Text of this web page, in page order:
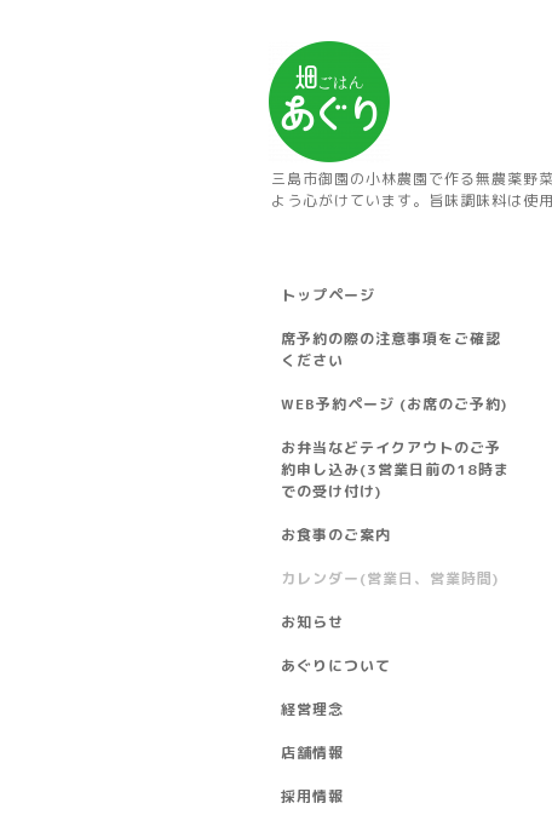
三島市御園の小林農園で作る無農薬野
よう心がけています。旨味調味料は使
トップページ
席予約の際の注意事項をご確認
ください
WEB予約ページ (お席のご予約)
お弁当などテイクアウトのご予
約申し込み(3営業日前の18時ま
での受け付け)
お食事のご案内
カレンダー(営業日、営業時間)
お知らせ
あぐりについて
経営理念
店舗情報
採用情報